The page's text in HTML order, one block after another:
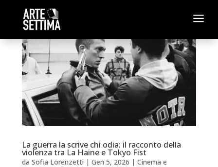
a
La guerra la scrive chi odia: il racconto della
violenza tra La Haine e Tokyo Fist
da Sofia Lorenzetti | Gen 5, 2026 | Cinema e